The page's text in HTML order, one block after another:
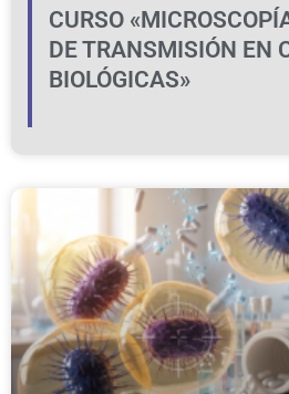
CURSO
DE TRANSMISIÓN EN
BIOLÓGICAS»